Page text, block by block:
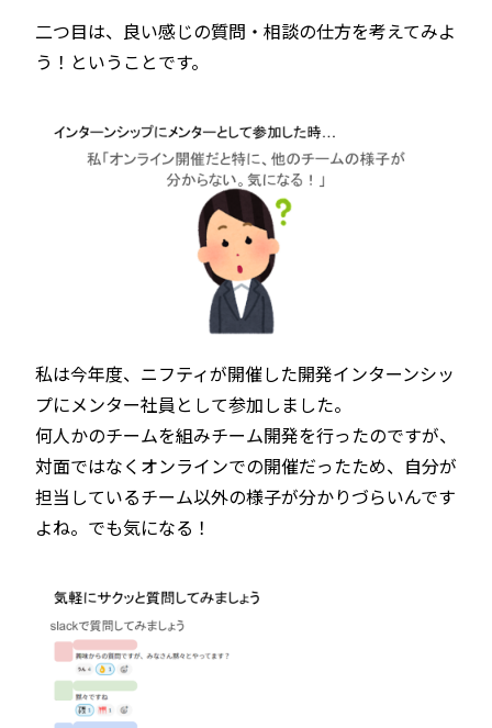
二つ目は、良い感じの質問・相談の仕方を考えてみよ
う！ということです。
私は今年度、ニフティが開催した開発インターンシッ
プにメンター社員として参加しました。
何人かのチームを組みチーム開発を行ったのですが、
対面ではなくオンラインでの開催だったため、自分が
担当しているチーム以外の様子が分かりづらいんです
よね。でも気になる！